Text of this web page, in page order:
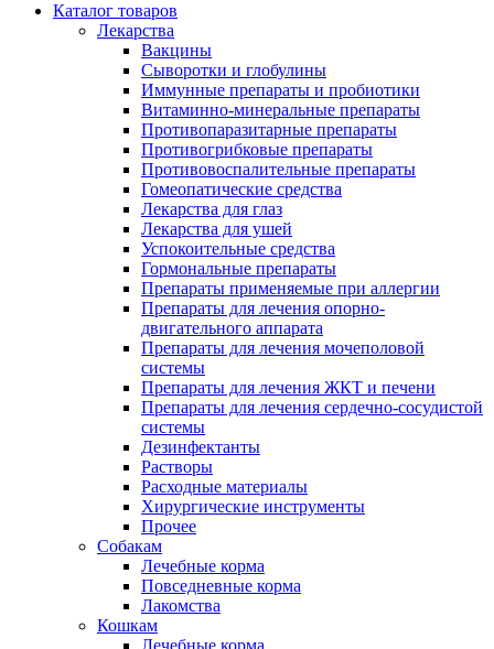
Каталог товаров
Лекарства
Вакцины
Сыворотки и глобулины
Иммунные препараты и пробиотики
Витаминно-минеральные препараты
Противопаразитарные препараты
Противогрибковые препараты
Противовоспалительные препараты
Гомеопатические средства
Лекарства для глаз
Лекарства для ушей
Успокоительные средства
Гормональные препараты
Препараты применяемые при аллергии
Препараты для лечения опорно-
двигательного аппарата
Препараты для лечения мочеполовой
системы
Препараты для лечения ЖКТ и печени
Препараты для лечения сердечно-сосудистой
системы
Дезинфектанты
Растворы
Расходные материалы
Хирургические инструменты
Прочее
Собакам
Лечебные корма
Повседневные корма
Лакомства
Кошкам